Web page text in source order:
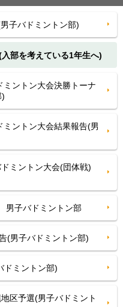
子バドミントン部)
部を考えている1年生へ)
ントン大会決勝トーナ
)
ントン大会結果報告(男
ミントン大会(団体戦)
子バドミントン部
(男子バドミントン部)
ドミントン部)
予選(男子バドミント